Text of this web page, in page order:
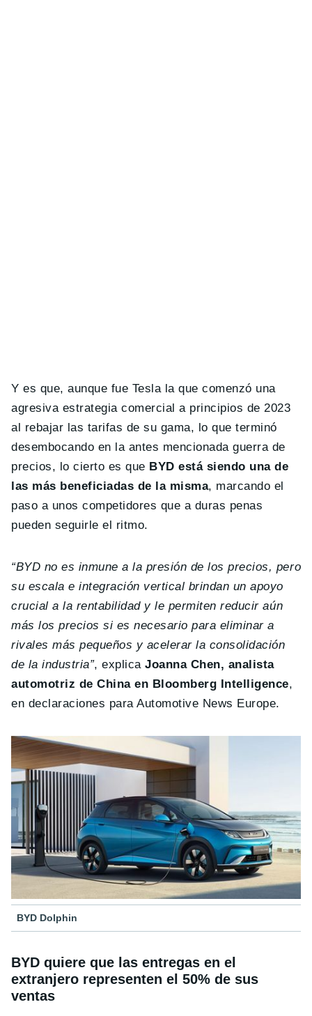
Y es que, aunque fue Tesla la que comenzó una
agresiva estrategia comercial a principios de 2023
al rebajar las tarifas de su gama, lo que terminó
desembocando en la antes mencionada guerra de
precios, lo cierto es que BYD está siendo una de
las más beneficiadas de la misma, marcando el
paso a unos competidores que a duras penas
pueden seguirle el ritmo.
“BYD no es inmune a la presión de los precios, pero
su escala e integración vertical brindan un apoyo
crucial a la rentabilidad y le permiten reducir aún
más los precios si es necesario para eliminar a
rivales más pequeños y acelerar la consolidación
de la industria”, explicaJoanna Chen, analista
automotriz de China en Bloomberg Intelligence,
en declaraciones para Automotive News Europe.
BYD Dolphin
BYD quiere que las entregas en el
extranjero representen el 50% de sus
ventas